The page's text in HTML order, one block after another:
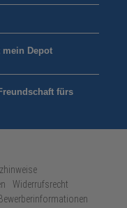
mein Depot
fürs
Widerrufsrecht
Bewerberinformationen